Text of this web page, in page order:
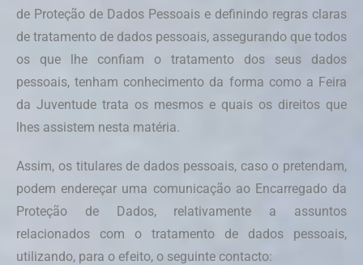
de Proteção de Dados Pessoais e definindo regras claras
de tratamento de dados pessoais, assegurando que todos
os que lhe confiam o tratamento dos seus dados
pessoais, tenham conhecimento da forma como a Feira
da Juventude trata os mesmos e quais os direitos que
lhes assistem nesta matéria.
Assim, os titulares de dados pessoais, caso o pretendam,
podem endereçar uma comunicação ao Encarregado da
Proteção de Dados, relativamente a assuntos
relacionados com o tratamento de dados pessoais,
utilizando, para o efeito, o seguinte contacto: